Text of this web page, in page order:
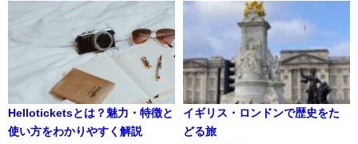
Helloticketsとは？魅力・特徴と
使い方をわかりやすく解説
イギリス・ロンドンで歴史をた
どる旅